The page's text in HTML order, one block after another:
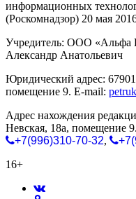
информационных
(Роскомнадзор) 20 мая
Учредитель: ООО «Альфа
Александр Анатольевич
Юридический адрес:
помещение 9. E-mail:
Адрес нахождения
Невская, 18а, помещение
+7(996)310-70-32,
16+